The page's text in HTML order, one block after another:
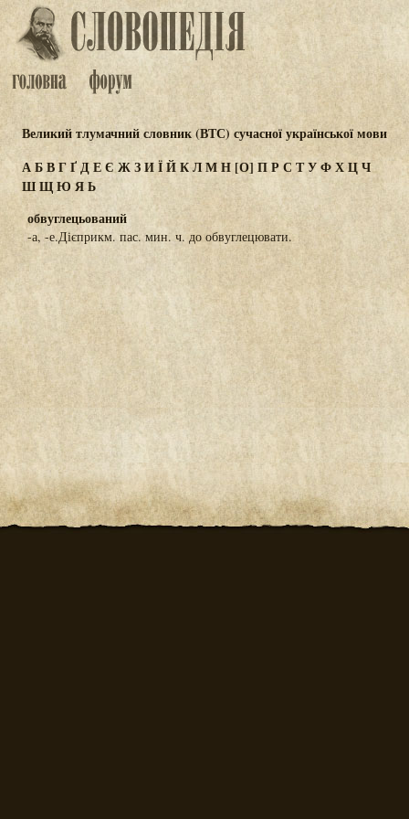
Великий тлумачний словник (ВТС) сучасної української мови
АБВГҐДЕЄ ЖЗИЇЙКЛМН[О] ПР СТУФХЦЧ
ШЩЮЯЬ
обвуглецьований
-а, -е.Дієприкм. пас. мин. ч. до обвуглецювати.